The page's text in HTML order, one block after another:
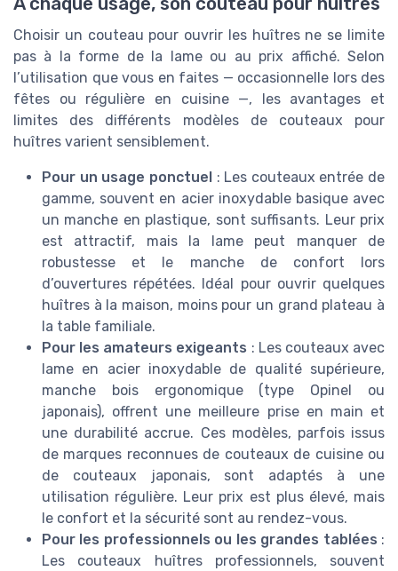
Choisir un couteau pour ouvrir les huîtres ne se limite
pas à la forme de la lame ou au prix affiché. Selon
l’utilisation que vous en faites — occasionnelle lors des
fêtes ou régulière en cuisine —, les avantages et
limites des différents modèles de couteaux pour
huîtres varient sensiblement.
Pour un usage ponctuel: Les couteaux entrée de
gamme, souvent en acier inoxydable basique avec
un manche en plastique, sont suffisants. Leur prix
est attractif, mais la lame peut manquer de
robustesse et le manche de confort lors
d’ouvertures répétées. Idéal pour ouvrir quelques
huîtres à la maison, moins pour un grand plateau à
la table familiale.
Pour les amateurs exigeants : Les couteaux avec
lame en acier inoxydable de qualité supérieure,
manche bois ergonomique (type Opinel ou
japonais), offrent une meilleure prise en main et
une durabilité accrue. Ces modèles, parfois issus
de marques reconnues de couteaux de cuisine ou
de couteaux japonais, sont adaptés à une
utilisation régulière. Leur prix est plus élevé, mais
le confort et la sécurité sont au rendez-vous.
Pour les professionnels ou les grandes tablées :
Les couteaux huîtres professionnels, souvent